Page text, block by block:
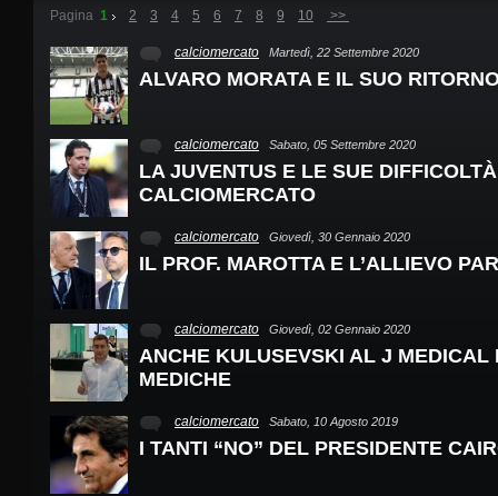
Pagina 1 2 3 4 5 6 7 8 9 10 >>
calciomercato Martedì, 22 Settembre 2020
ALVARO MORATA E IL SUO
calciomercato Sabato, 05 Settembre 2020
LA JUVENTUS E LE SUE
CALCIOMERCATO
calciomercato Giovedì, 30 Gennaio 2020
IL PROF. MAROTTA E L’ALLIEVO
calciomercato Giovedì, 02 Gennaio 2020
ANCHE KULUSEVSKI AL J MEDICAL
MEDICHE
calciomercato Sabato, 10 Agosto 2019
I TANTI “NO” DEL PRESIDENTE